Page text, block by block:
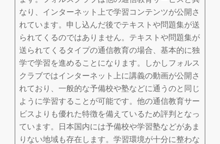
なり、インターネット上で学習コンテンツが公開さ
れています。申し込んだ後でテキストや問題集が送
られてくるのではありません。テキストや問題集が
送られてくるタイプの通信教育の場合、基本的に独
学で学習を進めることになります。しかしフォルス
クラブではインターネット上に講義の動画が公開さ
れており、一般的な予備校や塾などに通うのと同じ
ように学習することが可能です。他の通信教育サー
ビスよりも優れた特徴を備えているため評判となっ
ています。日本国内には予備校や学習塾などがあま
りない地域も存在します。学習環境が十分に整わな